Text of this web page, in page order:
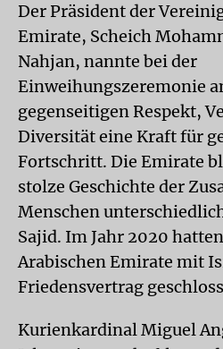
Der Präsident der
Emirate, Scheich
Nahjan, nannte bei der
Einweihungszeremonie
gegenseitigen Respekt,
Diversität eine Kraft für
Fortschritt. Die Emirate
stolze Geschichte der
Menschen
Sajid. Im Jahr 2020
Arabischen Emirate mit
Friedensvertrag
Kurienkardinal Miguel